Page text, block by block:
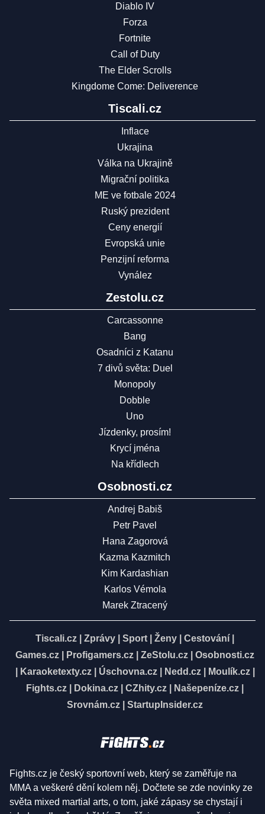
Diablo IV
Forza
Fortnite
Call of Duty
The Elder Scrolls
Kingdome Come: Deliverence
Tiscali.cz
Inflace
Ukrajina
Válka na Ukrajině
Migrační politika
ME ve fotbale 2024
Ruský prezident
Ceny energií
Evropská unie
Penzijní reforma
Vynález
Zestolu.cz
Carcassonne
Bang
Osadníci z Katanu
7 divů světa: Duel
Monopoly
Dobble
Uno
Jízdenky, prosím!
Krycí jména
Na křídlech
Osobnosti.cz
Andrej Babiš
Petr Pavel
Hana Zagorová
Kazma Kazmitch
Kim Kardashian
Karlos Vémola
Marek Ztracený
Tiscali.cz Zprávy Sport Ženy Cestování
Games.cz
Profigamers.cz ZeStolu.cz
Osobnosti.cz
Karaoketexty.cz| Úschovna.cz| Nedd.cz| Moulík.cz|
Fights.cz
Dokina.cz CZhity.cz Našepeníze.cz
Srovnám.cz
StartupInsider.cz
Fights.cz je český sportovní web, který se zaměřuje na
MMA a veškeré dění kolem něj. Dočtete se zde novinky ze
světa mixed martial arts, o tom, jaké zápasy se chystají i